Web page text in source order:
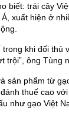
biết: trái cây
xuất hiện ở
khi đối thủ
trội”, ông Tùng
sản phẩm từ
thuế cao
như gạo Việt